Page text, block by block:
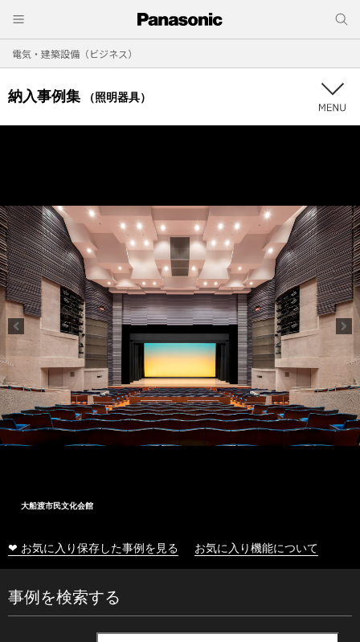
電気・建築設備（ビジネス）
納入事例集 （照明器具）
大船渡市民文化会館
❤ お気に入り保存した事例を見る お気に入り機能について
事例を検索する